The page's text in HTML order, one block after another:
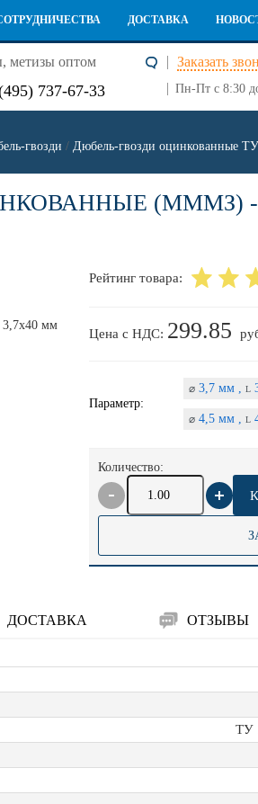
ДОСТАВКА
метизы оптом Заказать
737-67-33 Пн-Пт с 8:30
гвозди / Дюбель-гвозди оцинкованные
(МММЗ) -
Рейтинг товара:
Цена с НДС: 299.85
Параметр:
⌀3,7 мм , L
⌀4,5 мм , L
Количество:
ДОСТАВКА ОТЗЫВЫ
ТУ